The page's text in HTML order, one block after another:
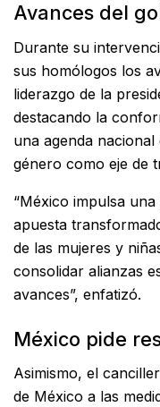
Avances del
Durante su
sus homólogos los
liderazgo de la
destacando la
una agenda
género como eje de
“México impulsa
apuesta
de las mujeres y
consolidar alianzas
avances”, enfatizó.
México pide
Asimismo, el
de México a las